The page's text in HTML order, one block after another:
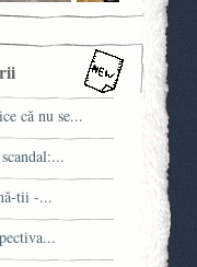
că nu se...
tii -...